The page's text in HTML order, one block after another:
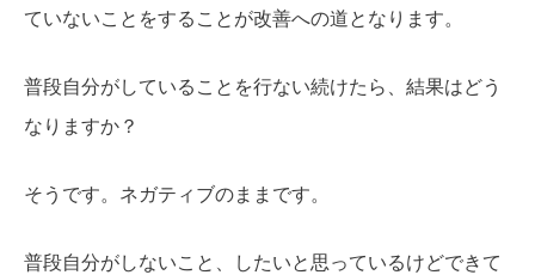
ていないことをすることが改善への道となります。
普段自分がしていることを行ない続けたら、結果はどう
なりますか？
そうです。ネガティブのままです。
普段自分がしないこと、したいと思っているけどできて